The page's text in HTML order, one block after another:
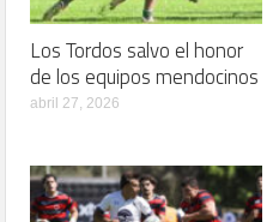
Los Tordos salvo el honor
de los equipos mendocinos
abril 27, 2026